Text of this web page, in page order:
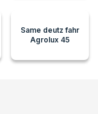
Same deutz fahr
Agrolux 45